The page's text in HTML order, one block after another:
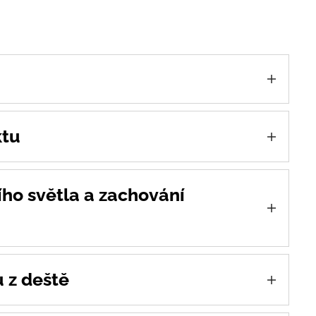
a zároveň snižuje oslnění
interiér
světla a zachování
lze regulovat denní světlo, omezit oslnění
např. na obrazovkách, a zajistit tak
z deště
snížit hluk deště na okenní tabuli až o